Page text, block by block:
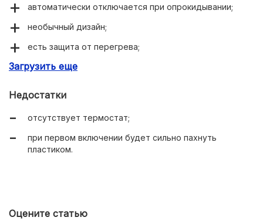
автоматически отключается при опрокидывании;
необычный дизайн;
есть защита от перегрева;
не сжигает кислород.
Загрузить еще
Недостатки
отсутствует термостат;
при первом включении будет сильно пахнуть
пластиком.
Оцените статью